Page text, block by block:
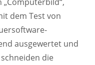
dem Test von
ausgewertet und
die